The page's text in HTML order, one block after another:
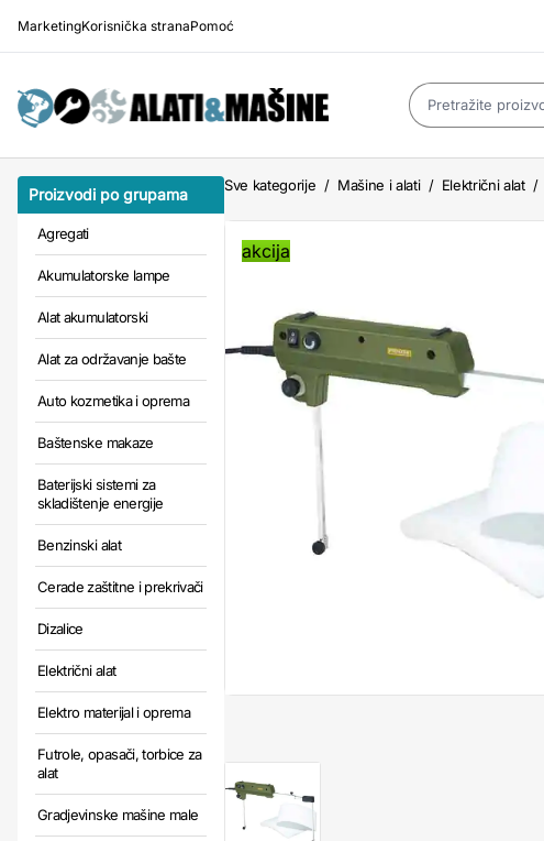
MarketingKorisnička stranaPomoć
Proizvodi po grupama
Agregati
Akumulatorske lampe
Alat akumulatorski
Alat za održavanje bašte
Auto kozmetika i oprema
Baštenske makaze
Baterijski sistemi za
skladištenje energije
Benzinski alat
Cerade zaštitne i prekrivači
Dizalice
Električni alat
Elektro materijal i oprema
Futrole, opasači, torbice za
alat
Gradjevinske mašine male
Sve kategorije / Mašine i alati / Električni alat /
akcija